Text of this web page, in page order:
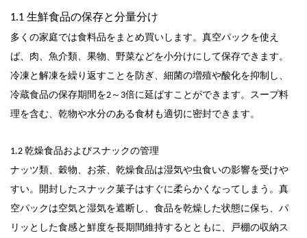
1.1 生鮮食品の保存と分量分け
多くの家庭では食料品をまとめ買いします。真空パックを使え
ば、肉、魚介類、果物、野菜などを小分けにして保存できます。
冷凍と解凍を繰り返すことを防ぎ、細菌の増殖や酸化を抑制し、
冷蔵食品の保存期間を2～3倍に延ばすことができます。スープ料
理を含む、乾物や水分のある食材も適切に密封できます。
1.2 乾燥食品およびスナックの管理
ナッツ類、穀物、お茶、乾燥食品は湿気や虫食いの影響を受けや
すい。開封したスナック菓子はすぐに柔らかくなってしまう。真
空パックは空気と湿気を遮断し、食品を乾燥した状態に保ち、パ
リッとした食感と鮮度を長期間維持するとともに、戸棚の収納ス